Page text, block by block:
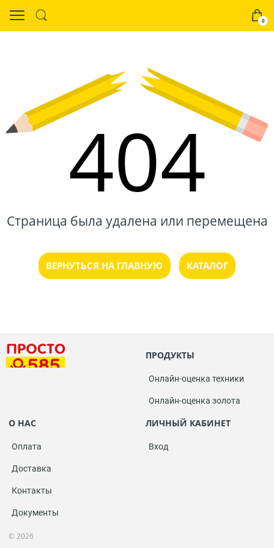
0
404
Страница была удалена или перемещена
ВЕРНУТЬСЯ НА ГЛАВНУЮ КАТАЛОГ
ПРОДУКТЫ
Онлайн-оценка техники
Онлайн-оценка золота
О НАС
Оплата
Доставка
Контакты
Документы
ЛИЧНЫЙ КАБИНЕТ
Вход
© 2026